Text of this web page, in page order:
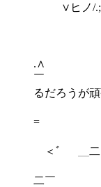
∨ヒノ/
￣
r‐
.∧
￣ 【
るだろうが
= ／
＜ﾞ ＿二
｀
二